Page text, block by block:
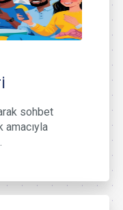
sohbet
amacıyla